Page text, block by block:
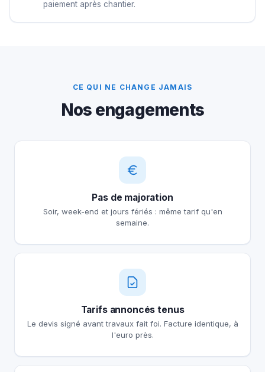
paiement après chantier.
CE QUI NE CHANGE JAMAIS
Nos engagements
Pas de majoration
Soir, week-end et jours fériés : même tarif qu'en
semaine.
Tarifs annoncés tenus
Le devis signé avant travaux fait foi. Facture identique, à
l'euro près.